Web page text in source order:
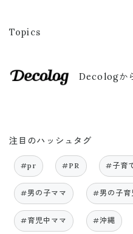
Topics
Decologか
注目のハッシュタグ
#pr #PR #子育
#男の子ママ #男の子育
#育児中ママ #沖縄